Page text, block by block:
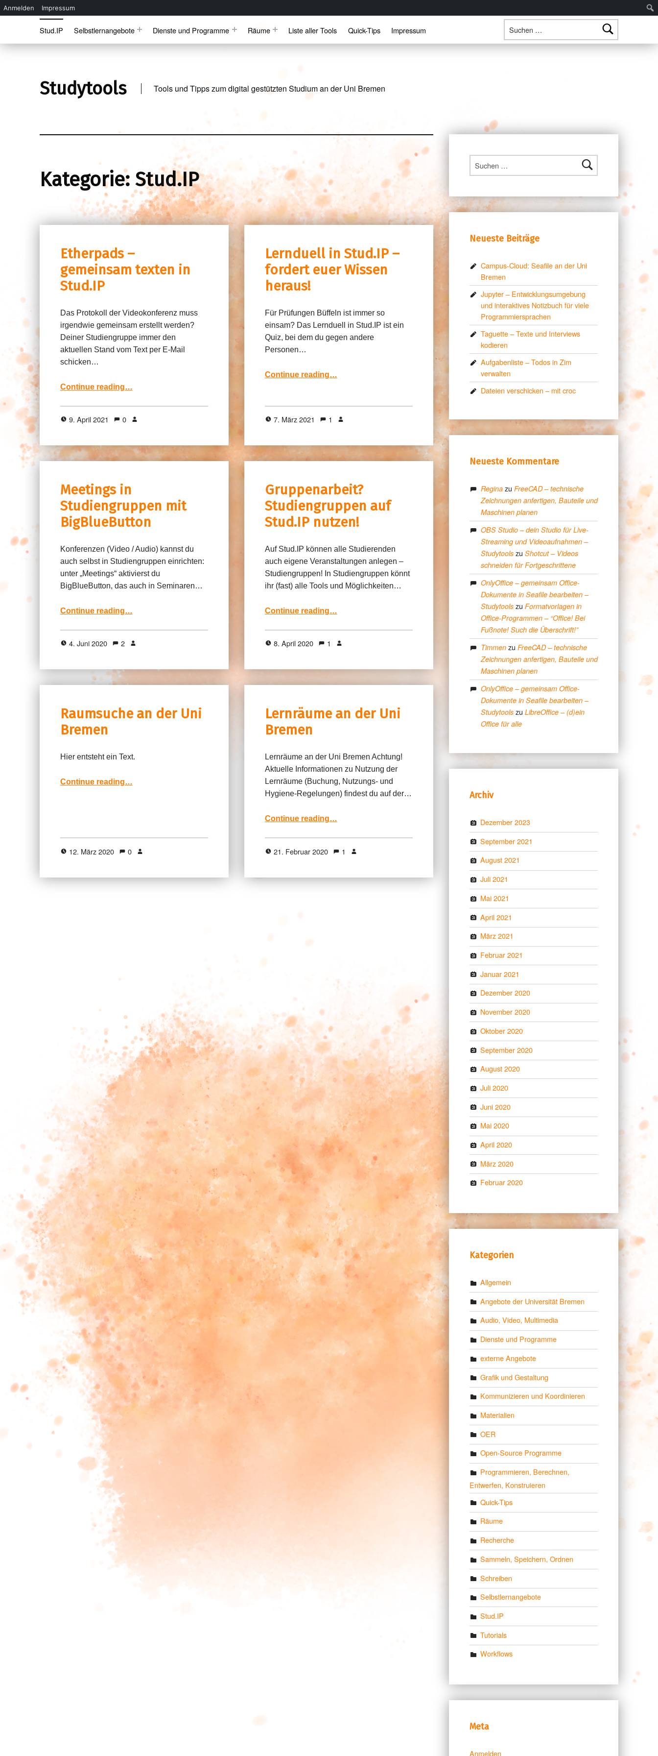
Anmelden Impressum
Skip to main navigation
Skip to main content
Skip to footer
Suchen nach:
Stud.IP
Selbstlernangebote Dienste und Programme Räume Liste aller Tools Quick-Tips Impressum
Studytools Tools und Tipps zum digital gestützten Studium an der Uni Bremen
Kategorie: Stud.IP
Etherpads –
gemeinsam texten in
Stud.IP
Das Protokoll der Videokonferenz muss
irgendwie gemeinsam erstellt werden?
Deiner Studiengruppe immer den
aktuellen Stand vom Text per E-Mail
schicken…
Continue reading…
9. April 2021 0
Lernduell in Stud.IP –
fordert euer Wissen
heraus!
Für Prüfungen Büffeln ist immer so
einsam? Das Lernduell in Stud.IP ist ein
Quiz, bei dem du gegen andere
Personen…
Continue reading“Lernduell in Stud.IP – fordert euer Wissen heraus!”
…
7. März 2021 1
Meetings in
Studiengruppen mit
BigBlueButton
Konferenzen (Video / Audio) kannst du
auch selbst in Studiengruppen einrichten:
unter „Meetings“ aktivierst du
BigBlueButton, das auch in Seminaren…
Continue reading…
4. Juni 2020 2
Gruppenarbeit?
Studiengruppen auf
Stud.IP nutzen!
Auf Stud.IP können alle Studierenden
auch eigene Veranstaltungen anlegen –
Studiengruppen! In Studiengruppen könnt
ihr (fast) alle Tools und Möglichkeiten…
Continue reading…
8. April 2020 1
Raumsuche an der Uni
Bremen
Hier entsteht ein Text.
Continue reading…
12. März 2020 0
Lernräume an der Uni
Bremen
Lernräume an der Uni Bremen Achtung!
Aktuelle Informationen zu Nutzung der
Lernräume (Buchung, Nutzungs- und
Hygiene-Regelungen) findest du auf der…
Continue reading…
21. Februar 2020 1
Suchen nach:
Neueste Beiträge
Campus-Cloud: Seafile an der Uni
Bremen
Jupyter – Entwicklungsumgebung
und interaktives Notizbuch für viele
Programmiersprachen
Taguette – Texte und Interviews
kodieren
Aufgabenliste – Todos in Zim
verwalten
Dateien verschicken – mit croc
Neueste Kommentare
Regina zuFreeCAD – technische
Zeichnungen anfertigen, Bauteile und
Maschinen planen
OBS Studio – dein Studio für Live-
Streaming und Videoaufnahmen –
Studytools zuShotcut – Videos
schneiden für Fortgeschrittene
OnlyOffice – gemeinsam Office-
Dokumente in Seafile bearbeiten –
Studytools zuFormatvorlagen in
Office-Programmen – “Office! Bei
Fußnote! Such die Überschrift!”
Timmen zuFreeCAD – technische
Zeichnungen anfertigen, Bauteile und
Maschinen planen
OnlyOffice – gemeinsam Office-
Dokumente in Seafile bearbeiten –
Studytools zuLibreOffice – (d)ein
Office für alle
Archiv
Dezember 2023
September 2021
August 2021
Juli 2021
Mai 2021
April 2021
März 2021
Februar 2021
Januar 2021
Dezember 2020
November 2020
Oktober 2020
September 2020
August 2020
Juli 2020
Juni 2020
Mai 2020
April 2020
März 2020
Februar 2020
Kategorien
Allgemein
Angebote der Universität Bremen
Audio, Video, Multimedia
Dienste und Programme
externe Angebote
Grafik und Gestaltung
Kommunizieren und Koordinieren
Materialien
OER
Open-Source Programme
Programmieren, Berechnen,
Entwerfen, Konstruieren
Quick-Tips
Räume
Recherche
Sammeln, Speichern, Ordnen
Schreiben
Selbstlernangebote
Stud.IP
Tutorials
Workflows
Meta
Anmelden